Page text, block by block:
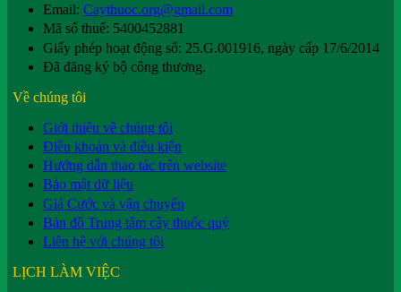
Email: Caythuoc.org@gmail.com
Mã số thuế: 5400452881
Giấy phép hoạt động số: 25.G.001916, ngày cấp 17/6/2014
Đã đăng ký bộ công thương.
Về chúng tôi
Giới thiệu về chúng tôi
Điều khoản và điều kiện
Hướng dẫn thao tác trên website
Bảo mật dữ liệu
Giá Cước và vận chuyển
Bản đồ Trung tâm cây thuốc quý
Liên hệ với chúng tôi
LỊCH LÀM VIỆC